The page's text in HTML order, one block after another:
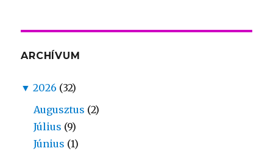
ARCHÍVUM
▼ 2026 (32)
Augusztus (2)
Július (9)
Június (1)